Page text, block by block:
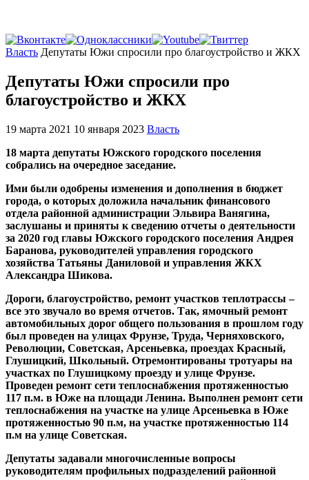
Главная
Власть Депутаты Южи спросили про благоустройство и ЖКХ
Депутаты Южи спросили про
благоустройство и ЖКХ
19 марта 2021 10 января 2023 Власть
18 марта депутаты Южского городского поселения
собрались на очередное заседание.
Ими были одобрены изменения и дополнения в бюджет
города, о которых доложила начальник финансового
отдела районной администрации Эльвира Ванягина,
заслушаны и приняты к сведению отчеты о деятельности
за 2020 год главы Южского городского поселения Андрея
Баранова, руководителей управления городского
хозяйства Татьяны Даниловой и управления ЖКХ
Александра Шикова.
Дороги, благоустройство, ремонт участков теплотрассы –
все это звучало во время отчетов. Так, ямочный ремонт
автомобильных дорог общего пользования в прошлом году
был проведен на улицах Фрунзе, Труда, Черняховского,
Революции, Советская, Арсеньевка, проездах Красный,
Глушицкий, Школьный. Отремонтированы тротуары на
участках по Глушицкому проезду и улице Фрунзе.
Проведен ремонт сети теплоснабжения протяженностью
117 п.м. в Юже на площади Ленина. Выполнен ремонт сети
теплоснабжения на участке на улице Арсеньевка в Юже
протяженностью 90 п.м, на участке протяженностью 114
п.м на улице Советская.
Депутаты задавали многочисленные вопросы
руководителям профильных подразделений районной